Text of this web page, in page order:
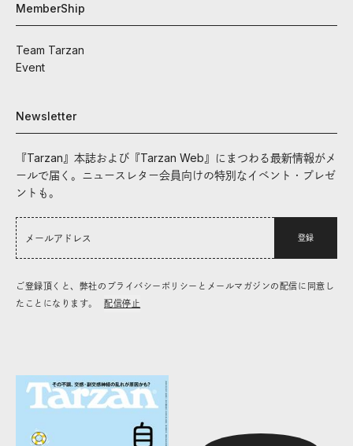
MemberShip
Team Tarzan
Event
Newsletter
『Tarzan』本誌および『Tarzan Web』にまつわる最新情報がメ
ールで届く。ニュースレター会員向けの特別なイベント・プレゼ
ントも。
登録
ご登録頂くと、弊社のプライバシーポリシーとメールマガジンの配信に同意し
たことになります。
配信停止